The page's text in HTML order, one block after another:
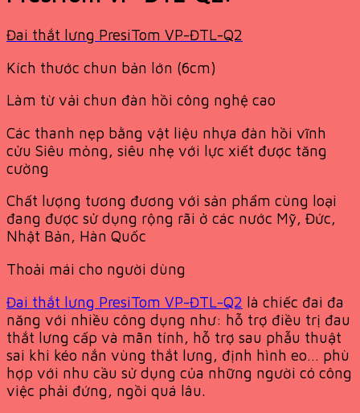
Đai thắt lưng PresiTom VP-ĐTL-Q2
Kích thước chun bản lớn (6cm)
Làm từ vải chun đàn hồi công nghệ cao
Các thanh nẹp bằng vật liệu nhựa đàn hồi vĩnh
cửu Siêu mỏng, siêu nhẹ với lực xiết được tăng
cường
Chất lượng tương đương với sản phẩm cùng loại
đang được sử dụng rộng rãi ở các nước Mỹ, Đức,
Nhật Bản, Hàn Quốc
Thoải mái cho người dùng
Đai thắt lưng PresiTom VP-ĐTL-Q2 là chiếc đai đa
năng với nhiều công dụng như: hỗ trợ điều trị đau
thắt lưng cấp và mãn tính, hỗ trợ sau phẫu thuật
sai khi kéo nắn vùng thắt lưng, định hình eo… phù
hợp với nhu cầu sử dụng của những người có công
việc phải đứng, ngồi quá lâu.